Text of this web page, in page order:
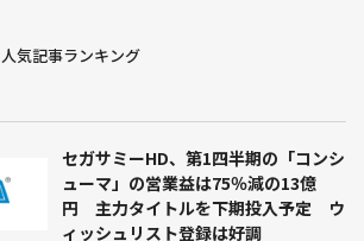
人気記事ランキング
セガサミーHD、第1四半期の「コンシ
ューマ」の営業益は75％減の13億
円 主力タイトルを下期投入予定 ウ
ィッシュリスト登録は好調